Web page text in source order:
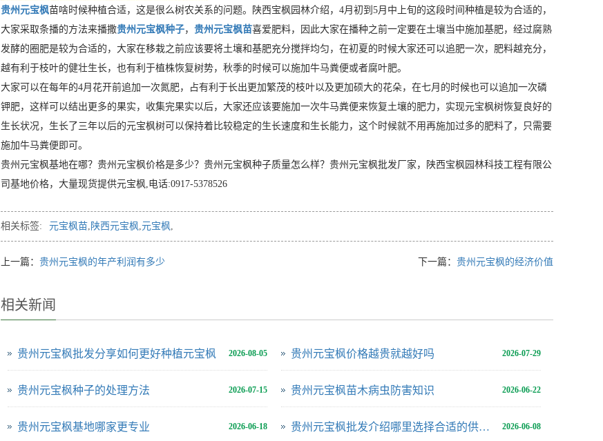
贵州元宝枫苗啥时候种植合适，这是很么树农关系的问题。陕西宝枫园林介绍，4月初到5月中上旬的这段时间种植是较为合适的，
大家采取条播的方法来播撒贵州元宝枫种子， 贵州元宝枫苗喜爱肥料，因此大家在播种之前一定要在土壤当中施加基肥，经过腐熟
发酵的圈肥是较为合适的，大家在移栽之前应该要将土壤和基肥充分搅拌均匀，在初夏的时候大家还可以追肥一次，肥料越充分，
越有利于枝叶的健壮生长，也有利于植株恢复树势，秋季的时候可以施加牛马粪便或者腐叶肥。
大家可以在每年的4月花开前追加一次氮肥，占有利于长出更加繁茂的枝叶以及更加硕大的花朵，在七月的时候也可以追加一次磷
钾肥，这样可以结出更多的果实，收集完果实以后，大家还应该要施加一次牛马粪便来恢复土壤的肥力，实现元宝枫树恢复良好的
生长状况，生长了三年以后的元宝枫树可以保持着比较稳定的生长速度和生长能力，这个时候就不用再施加过多的肥料了，只需要
施加牛马粪便即可。
贵州元宝枫基地在哪？贵州元宝枫价格是多少？贵州元宝枫种子质量怎么样？贵州元宝枫批发厂家，陕西宝枫园林科技工程有限公
司基地价格，大量现货提供元宝枫,电话:0917-5378526
相关标签: 元宝枫苗, 陕西元宝枫,元宝枫,
上一篇： 贵州元宝枫的年产利润有多少 下一篇： 贵州元宝枫的经济价值
相关新闻
2026-08-05
贵州元宝枫批发分享如何更好种植元宝枫 2026-07-29
贵州元宝枫价格越贵就越好吗
2026-07-15
贵州元宝枫种子的处理方法 2026-06-22
贵州元宝枫苗木病虫防害知识
2026-06-18
贵州元宝枫基地哪家更专业 2026-06-08
贵州元宝枫批发介绍哪里选择合适的供应地